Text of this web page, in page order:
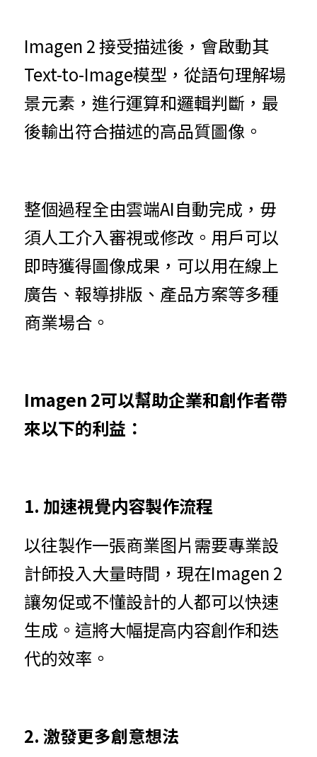
Imagen 2 接受描述後，會啟動其
Text-to-Image模型，從語句理解場
景元素，進行運算和邏輯判斷，最
後輸出符合描述的高品質圖像。
整個過程全由雲端AI自動完成，毋
須人工介入審視或修改。用戶可以
即時獲得圖像成果，可以用在線上
廣告、報導排版、產品方案等多種
商業場合。
Imagen 2可以幫助企業和創作者帶
來以下的利益：
1. 加速視覺内容製作流程
以往製作一張商業图片需要專業設
計師投入大量時間，現在Imagen 2
讓匆促或不懂設計的人都可以快速
生成。這將大幅提高内容創作和迭
代的效率。
2. 激發更多創意想法